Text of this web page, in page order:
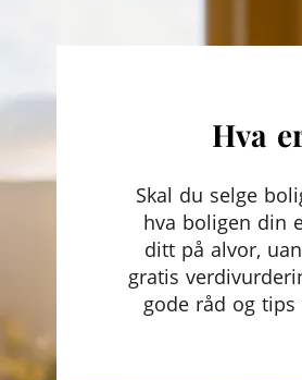
Hva
Skal du selge
hva boligen din
ditt på alvor,
gratis
gode råd og